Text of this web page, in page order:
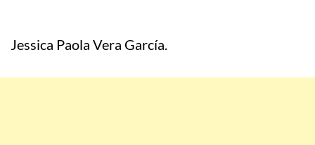
Jessica Paola Vera García.